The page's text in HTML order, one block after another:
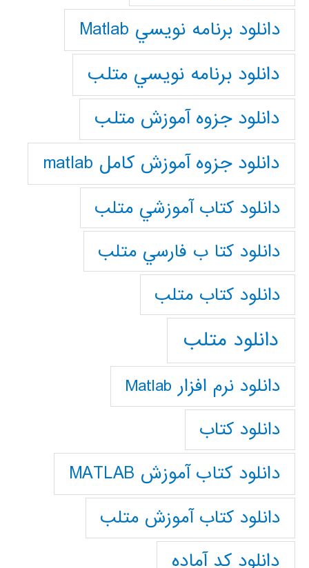
دانلود برنامه نويسي Matlab
دانلود برنامه نويسي متلب
دانلود جزوه آموزش متلب
دانلود جزوه آموزش کامل matlab
دانلود كتاب آموزشي متلب
دانلود كتا ب فارسي متلب
دانلود كتاب متلب
دانلود متلب
دانلود نرم افزار Matlab
دانلود کتاب
دانلود کتاب آموزش MATLAB
دانلود کتاب آموزش متلب
دانلود کد آماده